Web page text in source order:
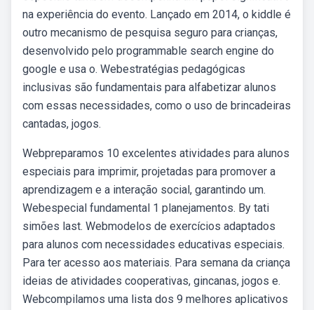
na experiência do evento. Lançado em 2014, o kiddle é
outro mecanismo de pesquisa seguro para crianças,
desenvolvido pelo programmable search engine do
google e usa o. Webestratégias pedagógicas
inclusivas são fundamentais para alfabetizar alunos
com essas necessidades, como o uso de brincadeiras
cantadas, jogos.
Webpreparamos 10 excelentes atividades para alunos
especiais para imprimir, projetadas para promover a
aprendizagem e a interação social, garantindo um.
Webespecial fundamental 1 planejamentos. By tati
simões last. Webmodelos de exercícios adaptados
para alunos com necessidades educativas especiais.
Para ter acesso aos materiais. Para semana da criança
ideias de atividades cooperativas, gincanas, jogos e.
Webcompilamos uma lista dos 9 melhores aplicativos